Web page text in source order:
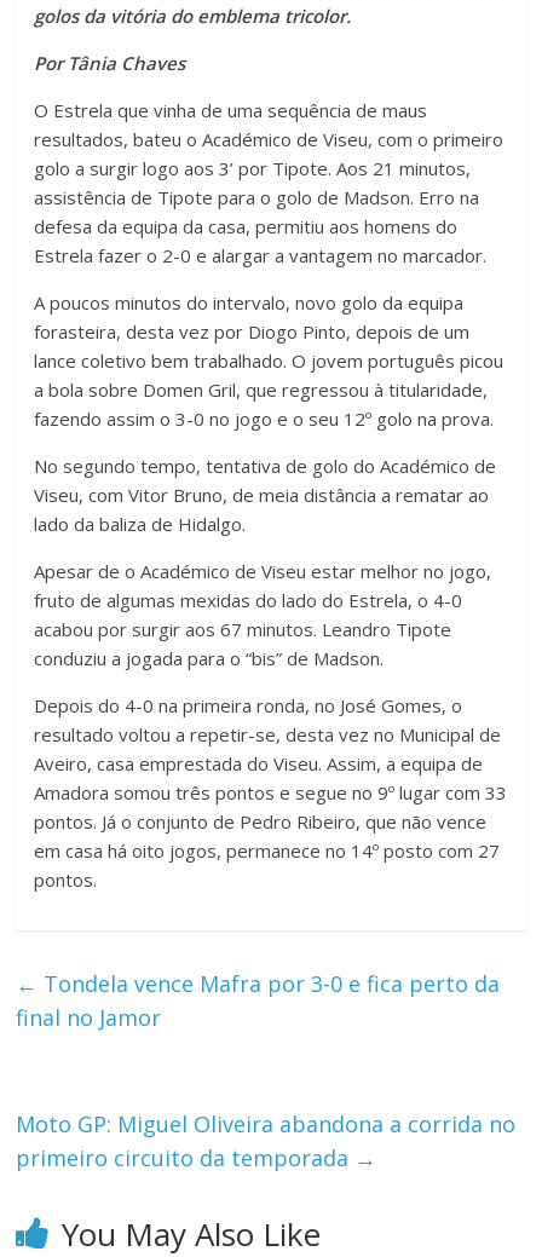
golos da vitória do emblema tricolor.
Por Tânia Chaves
O Estrela que vinha de uma sequência de maus
resultados, bateu o Académico de Viseu, com o primeiro
golo a surgir logo aos 3’ por Tipote. Aos 21 minutos,
assistência de Tipote para o golo de Madson. Erro na
defesa da equipa da casa, permitiu aos homens do
Estrela fazer o 2-0 e alargar a vantagem no marcador.
A poucos minutos do intervalo, novo golo da equipa
forasteira, desta vez por Diogo Pinto, depois de um
lance coletivo bem trabalhado. O jovem português picou
a bola sobre Domen Gril, que regressou à titularidade,
fazendo assim o 3-0 no jogo e o seu 12º golo na prova.
No segundo tempo, tentativa de golo do Académico de
Viseu, com Vitor Bruno, de meia distância a rematar ao
lado da baliza de Hidalgo.
Apesar de o Académico de Viseu estar melhor no jogo,
fruto de algumas mexidas do lado do Estrela, o 4-0
acabou por surgir aos 67 minutos. Leandro Tipote
conduziu a jogada para o “bis” de Madson.
Depois do 4-0 na primeira ronda, no José Gomes, o
resultado voltou a repetir-se, desta vez no Municipal de
Aveiro, casa emprestada do Viseu. Assim, a equipa de
Amadora somou três pontos e segue no 9º lugar com 33
pontos. Já o conjunto de Pedro Ribeiro, que não vence
em casa há oito jogos, permanece no 14º posto com 27
pontos.
← Tondela vence Mafra por 3-0 e fica perto da
final no Jamor
Moto GP: Miguel Oliveira abandona a corrida no
primeiro circuito da temporada →
You May Also Like